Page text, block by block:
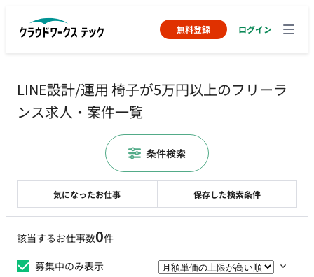
無料登録 ログイン
LINE設計/運用 椅子が5万円以上のフリーラ
ンス求人・案件一覧
該当するお仕事数0件
募集中のみ表示
気になったお仕事 保存した検索条件
条件検索